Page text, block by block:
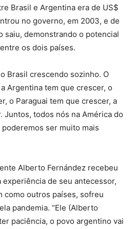
Brasil e Argentina era de US$
no governo, em 2003, e de
saiu, demonstrando o potencial
os dois países.
Brasil crescendo sozinho. O
Argentina tem que crescer, o
o Paraguai tem que crescer, a
Juntos, todos nós na América do
ser muito mais
Alberto Fernández recebeu
experiência de seu antecessor,
como outros países, sofreu
pandemia. “Ele (Alberto
paciência, o povo argentino vai